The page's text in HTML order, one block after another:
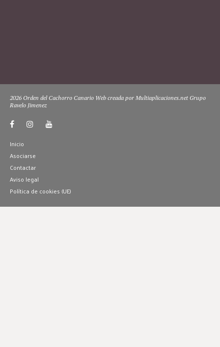
2026 Orden del Cachorro Canario Web creada por Multiaplicaciones.net Grupo
Ravelo Jimenez
Inicio
Asociarse
Contactar
Aviso legal
Política de cookies (UE)